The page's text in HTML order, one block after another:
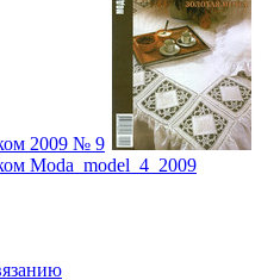
2009 № 9
Moda_model_4_2009